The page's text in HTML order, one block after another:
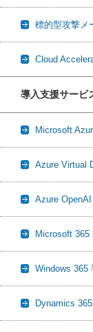
標的型攻撃メ
Cloud
導入支援サービ
Microsoft
Azure Virtual
Azure
Microsoft 365
Windows 365
Dynamics